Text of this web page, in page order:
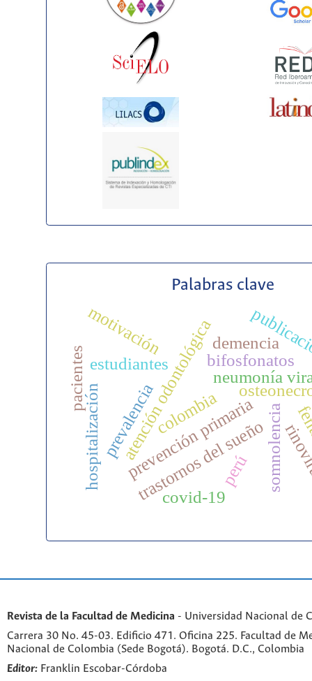
Palabras clave
bifosfonatos
atención odontológica
prevención primariasomnolencia
estudiantes
trastornos del sueño
prevalencia
covid-19
neumonía
hospitalización colombia
pacientes
perú
motivación demencia
Revista de la Facultad de Medicina - Universidad Nacional de
Carrera 30 No. 45-03. Edificio 471. Oficina 225. Facultad de
Nacional de Colombia (Sede Bogotá). Bogotá. D.C., Colombia
Editor: Franklin Escobar-Córdoba